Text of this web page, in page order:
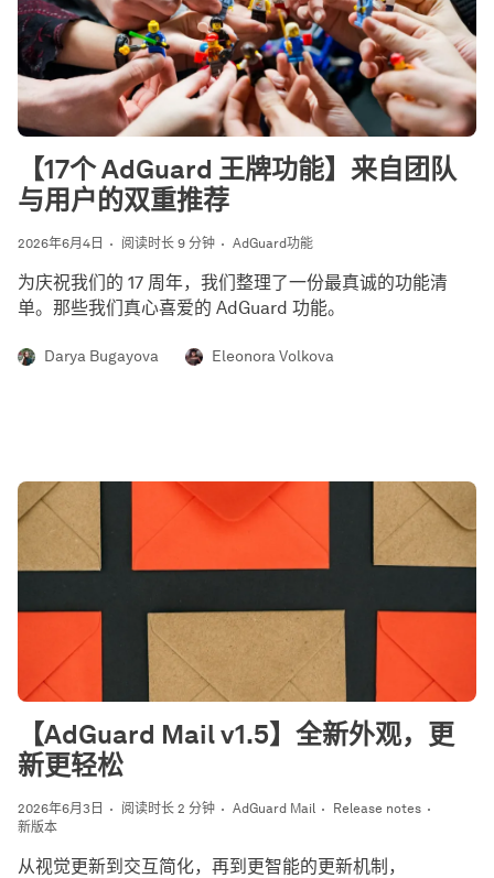
2026年6月4日 阅读时长 9 分钟 AdGuard功能
【17个 AdGuard 王牌功能】来自团队
与用户的双重推荐
为庆祝我们的 17 周年，我们整理了一份最真诚的功能清
单。那些我们真心喜爱的 AdGuard 功能。
Darya Bugayova Eleonora Volkova
2026年6月3日 阅读时长 2 分钟 AdGuard Mail
Release notes
新版本
【AdGuard Mail v1.5】全新外观，更
新更轻松
从视觉更新到交互简化，再到更智能的更新机制，